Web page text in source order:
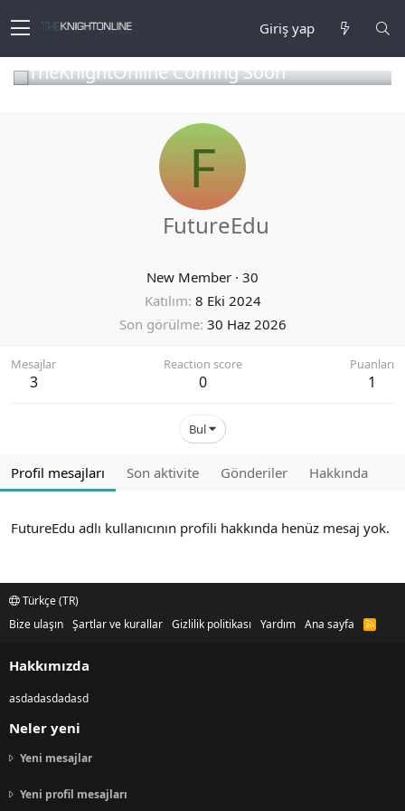
Giriş yap
TheKnightOnline Coming Soon
F
FutureEdu
New Member · 30
Katılım 8 Eki 2024
Son görülme 30 Haz 2026
Mesajlar
3
Reaction score
0
Puanları
1
Bul
Profil mesajları Son aktivite Gönderiler Hakkında
FutureEdu adlı kullanıcının profili hakkında henüz mesaj yok.
Türkçe (TR)
Bize ulaşın Şartlar ve kurallar Gizlilik politikası Yardım Ana sayfa
R
Hakkımızda
asdadasdadasd
Neler yeni
Yeni mesajlar
Yeni profil mesajları